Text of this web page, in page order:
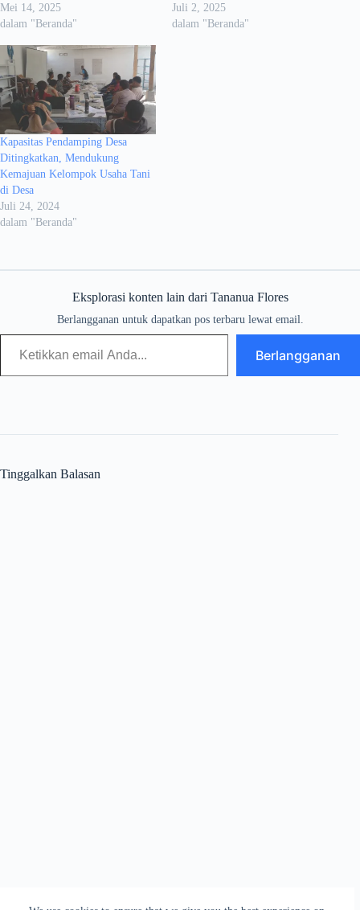
Mei 14, 2025
dalam "Beranda"
Juli 2, 2025
dalam "Beranda"
Kapasitas Pendamping Desa
Ditingkatkan, Mendukung
Kemajuan Kelompok Usaha Tani
di Desa
Juli 24, 2024
dalam "Beranda"
Eksplorasi konten lain dari Tananua Flores
Berlangganan untuk dapatkan pos terbaru lewat email.
Berlangganan
Tinggalkan Balasan